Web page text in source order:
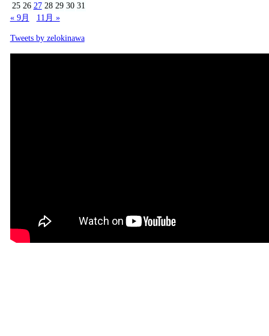
25 26 27 28 29 30 31
« 9月
11月 »
Tweets by zelokinawa